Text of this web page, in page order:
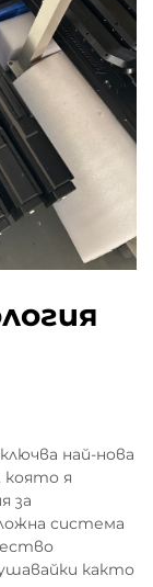
най-нова
която я
за
система
както